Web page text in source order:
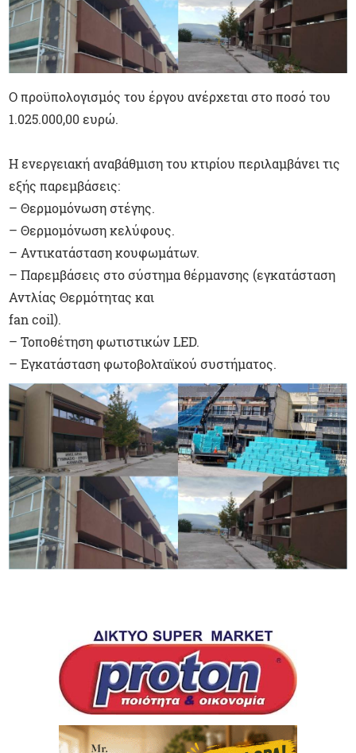
Ο προϋπολογισμός του έργου ανέρχεται στο ποσό του
1.025.000,00 ευρώ.
Η ενεργειακή αναβάθμιση του κτιρίου περιλαμβάνει τις
εξής παρεμβάσεις:
– Θερμομόνωση στέγης.
– Θερμομόνωση κελύφους.
– Αντικατάσταση κουφωμάτων.
– Παρεμβάσεις στο σύστημα θέρμανσης (εγκατάσταση
Αντλίας Θερμότητας και
fan coil).
– Τοποθέτηση φωτιστικών LED.
– Εγκατάσταση φωτοβολταϊκού συστήματος.